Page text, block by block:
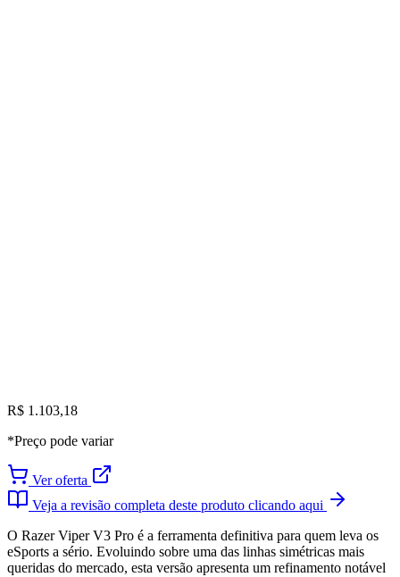
R$ 1.103,18
*Preço pode variar
Ver oferta
Veja a revisão completa deste produto clicando aqui
O Razer Viper V3 Pro é a ferramenta definitiva para quem leva os
eSports a sério. Evoluindo sobre uma das linhas simétricas mais
queridas do mercado, esta versão apresenta um refinamento notável